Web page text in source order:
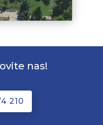
nas!
210